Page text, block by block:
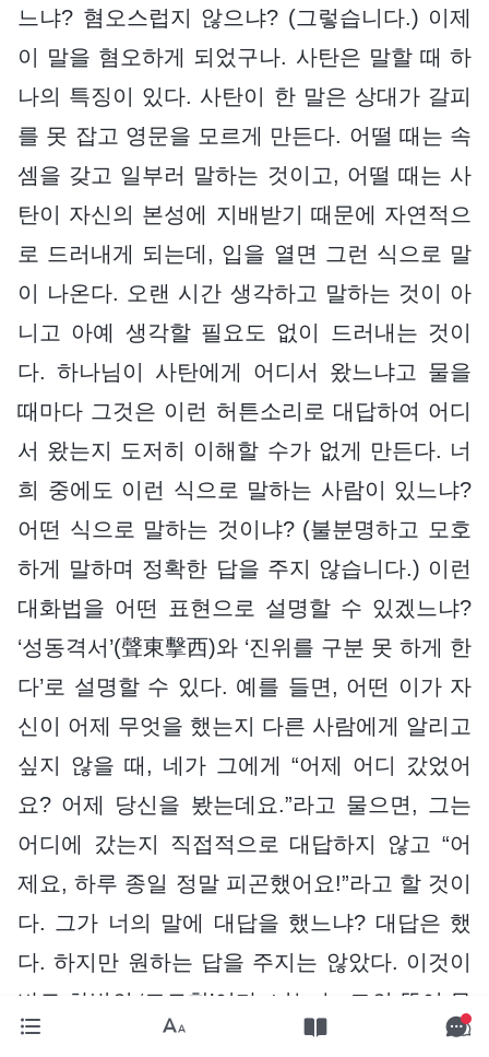
느냐? 혐오스럽지 않으냐? (그렇습니다.) 이제
이 말을 혐오하게 되었구나. 사탄은 말할 때 하
나의 특징이 있다. 사탄이 한 말은 상대가 갈피
를 못 잡고 영문을 모르게 만든다. 어떨 때는 속
셈을 갖고 일부러 말하는 것이고, 어떨 때는 사
탄이 자신의 본성에 지배받기 때문에 자연적으
로 드러내게 되는데, 입을 열면 그런 식으로 말
이 나온다. 오랜 시간 생각하고 말하는 것이 아
니고 아예 생각할 필요도 없이 드러내는 것이
다. 하나님이 사탄에게 어디서 왔느냐고 물을
때마다 그것은 이런 허튼소리로 대답하여 어디
서 왔는지 도저히 이해할 수가 없게 만든다. 너
희 중에도 이런 식으로 말하는 사람이 있느냐?
어떤 식으로 말하는 것이냐? (불분명하고 모호
하게 말하며 정확한 답을 주지 않습니다.) 이런
대화법을 어떤 표현으로 설명할 수 있겠느냐?
‘성동격서’(聲東擊西)와 ‘진위를 구분 못 하게 한
다’로 설명할 수 있다. 예를 들면, 어떤 이가 자
신이 어제 무엇을 했는지 다른 사람에게 알리고
싶지 않을 때, 네가 그에게 “어제 어디 갔었어
요? 어제 당신을 봤는데요.”라고 물으면, 그는
어디에 갔는지 직접적으로 대답하지 않고 “어
제요, 하루 종일 정말 피곤했어요!”라고 할 것이
다. 그가 너의 말에 대답을 했느냐? 대답은 했
다. 하지만 원하는 답을 주지는 않았다. 이것이
바로 화법의 ‘교묘함’이다. 너는 늘 그의 뜻이 무
엇인지 짐작할 수 없으며, 그가 하는 말의 근원